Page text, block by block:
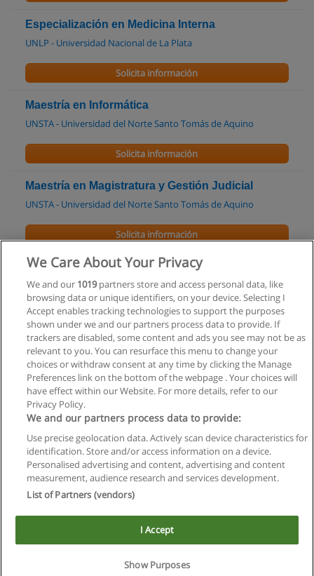
Especialización en Medicina Interna
UNLP - Universidad Nacional de La Plata
Solicita información
Maestría en Informática
UNSTA - Universidad del Norte Santo Tomás de Aquino
Solicita información
Maestría en Magistratura y Gestión Judicial
UNSTA - Universidad del Norte Santo Tomás de Aquino
Solicita información
Carrera Técnica en Higiene y Seguridad en el
Trabajo
UTN - Facultad Regional de Tucumán
Solicita información
Privacidad de datos
Contactar con Educaedu
Copyright © Educaedu Business S.L. - CIF : B-95610580: -
We Care About Your Privacy
We and our 1019partners store and access personal data, like
browsing data or unique identifiers, on your device. Selecting I
Accept enables tracking technologies to support the purposes
shown under we and our partners process data to provide. If
trackers are disabled, some content and ads you see may not be as
relevant to you. You can resurface this menu to change your
choices or withdraw consent at any time by clicking the Manage
Preferences link on the bottom of the webpage . Your choices will
have effect within our Website. For more details, refer to our
Privacy Policy.
We and our partners process data to provide:
Use precise geolocation data. Actively scan device characteristics for
identification. Store and/or access information on a device.
Personalised advertising and content, advertising and content
measurement, audience research and services development.
List of Partners (vendors)
I Accept
Show Purposes